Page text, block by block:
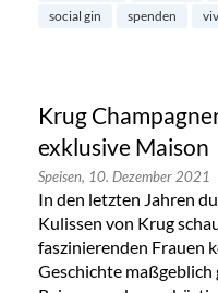
social gin
spenden
Krug
exklusive Maison
Speisen, 10. Dezember 2021
In den letzten Jahren
Kulissen von Krug
faszinierenden Frauen
Geschichte